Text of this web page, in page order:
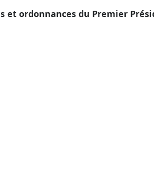
et ordonnances du Premier